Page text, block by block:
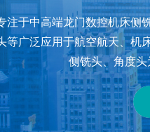
注于中高端龙门数控机床
等广泛应用于航空航天、
侧铣头、角度